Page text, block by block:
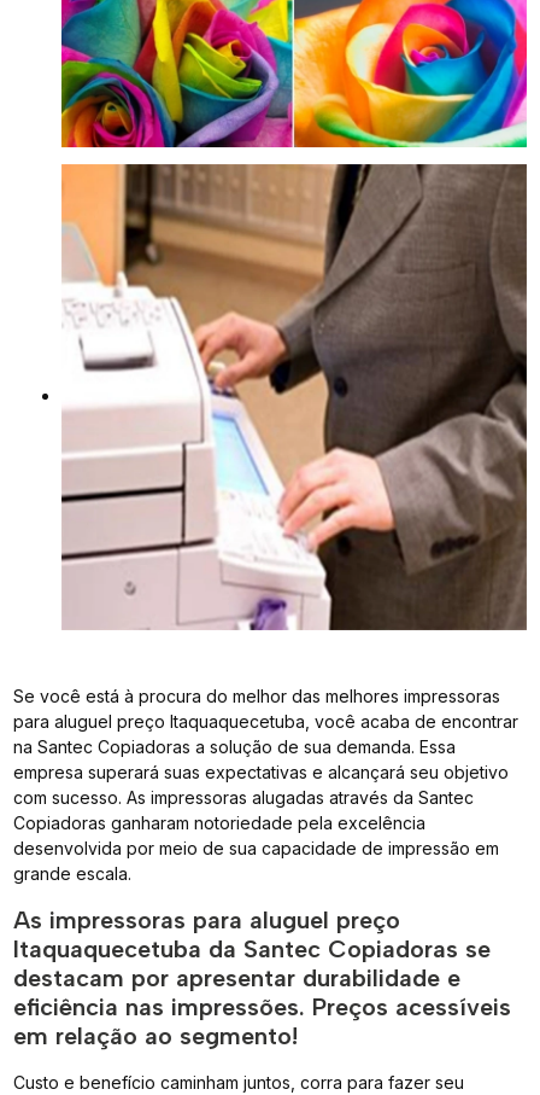
Se você está à procura do melhor das melhores impressoras
para aluguel preço Itaquaquecetuba, você acaba de encontrar
na Santec Copiadoras a solução de sua demanda. Essa
empresa superará suas expectativas e alcançará seu objetivo
com sucesso. As impressoras alugadas através da Santec
Copiadoras ganharam notoriedade pela excelência
desenvolvida por meio de sua capacidade de impressão em
grande escala.
As impressoras para aluguel preço
Itaquaquecetuba da Santec Copiadoras se
destacam por apresentar durabilidade e
eficiência nas impressões. Preços acessíveis
em relação ao segmento!
Custo e benefício caminham juntos, corra para fazer seu